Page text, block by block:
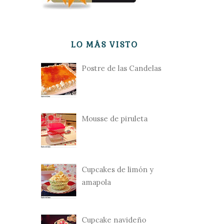
LO MÁS VISTO
Postre de las Candelas
Mousse de piruleta
Cupcakes de limón y
amapola
Cupcake navideño